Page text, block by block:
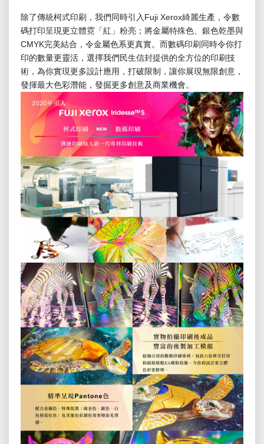
除了傳統柯式印刷，我們同時引入Fuji Xerox綺麗生產，令數
碼打印呈現更立體霓「紅」粉亮；將金屬特殊色、銀色乾墨與
CMYK完美結合，令金屬色系更真實。而數碼印刷同時令你打
印的數量更靈活，選擇我們民生信封提供的全方位的印刷技
術，為你實現更多設計應用，打破限制，讓你展現無限創意，
發揮最大色彩潛能，發掘更多創意及商業機會。